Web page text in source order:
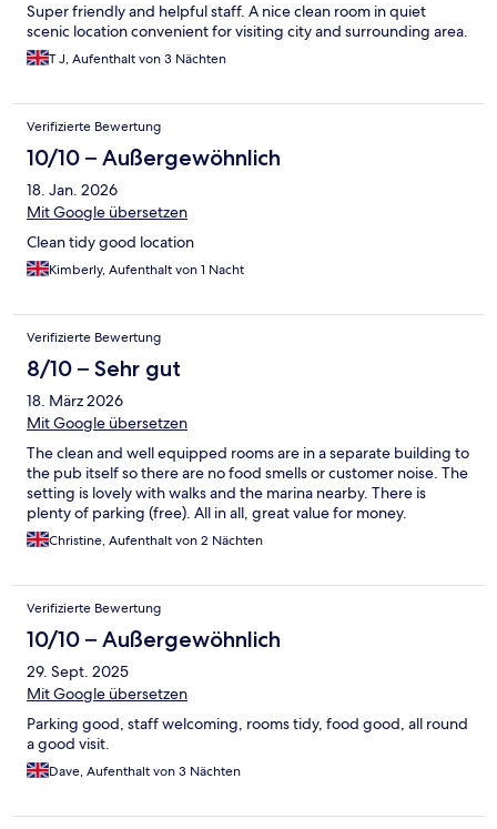
Super friendly and helpful staff. A nice clean room in quiet
scenic location convenient for visiting city and surrounding area.
T J, Aufenthalt von 3 Nächten
Verifizierte Bewertung
10/10 – Außergewöhnlich
18. Jan. 2026
Mit Google übersetzen
Clean tidy good location
Kimberly, Aufenthalt von 1 Nacht
Verifizierte Bewertung
8/10 – Sehr gut
18. März 2026
Mit Google übersetzen
The clean and well equipped rooms are in a separate building to
the pub itself so there are no food smells or customer noise. The
setting is lovely with walks and the marina nearby. There is
plenty of parking (free). All in all, great value for money.
Christine, Aufenthalt von 2 Nächten
Verifizierte Bewertung
10/10 – Außergewöhnlich
29. Sept. 2025
Mit Google übersetzen
Parking good, staff welcoming, rooms tidy, food good, all round
a good visit.
Dave, Aufenthalt von 3 Nächten